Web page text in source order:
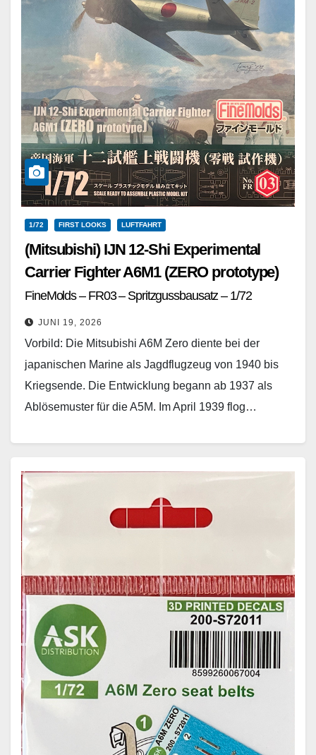
1/72 FIRST LOOKS LUFTFAHRT
(Mitsubishi) IJN 12-Shi Experimental
Carrier Fighter A6M1 (ZERO prototype)
FineMolds – FR03 – Spritzgussbausatz – 1/72
JUNI 19, 2026
Vorbild: Die Mitsubishi A6M Zero diente bei der
japanischen Marine als Jagdflugzeug von 1940 bis
Kriegsende. Die Entwicklung begann ab 1937 als
Ablösemuster für die A5M. Im April 1939 flog…